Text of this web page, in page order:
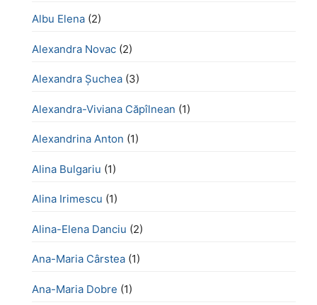
Albu Elena (2)
Alexandra Novac (2)
Alexandra Șuchea (3)
Alexandra-Viviana Căpîlnean (1)
Alexandrina Anton (1)
Alina Bulgariu (1)
Alina Irimescu (1)
Alina-Elena Danciu (2)
Ana-Maria Cârstea (1)
Ana-Maria Dobre (1)